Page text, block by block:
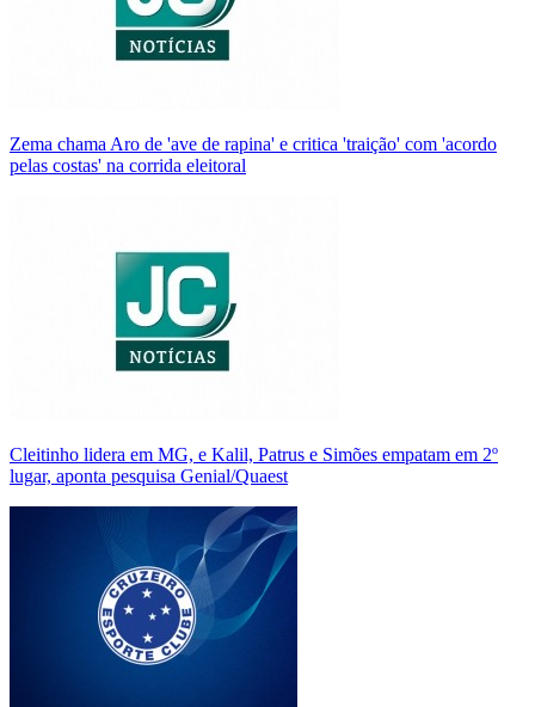
Zema chama Aro de 'ave de rapina' e critica 'traição' com 'acordo
pelas costas' na corrida eleitoral
Cleitinho lidera em MG, e Kalil, Patrus e Simões empatam em 2º
lugar, aponta pesquisa Genial/Quaest